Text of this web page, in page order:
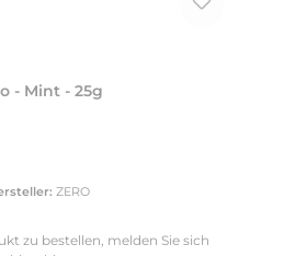
- Mint - 25g
ZERO
zu bestellen, melden Sie sich